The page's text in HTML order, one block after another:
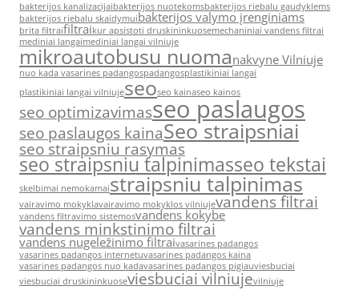
bakterijos kanalizacijaibakterijos nuotekomsbakterijos riebalu gaudyklems
bakterijos riebalu skaidymuibakterijos valymo įrenginiams
brita filtraifiltraikur apsistoti druskininkuosemechaniniai vandens filtrai
mediniai langaimediniai langai vilniuje
mikroautobusu nuomanakvyne Vilniuje
nuo kada vasarines padangospadangosplastikiniai langai
plastikiniai langai vilniujeseoseo kainaseo kainos
seo optimizavimasseo paslaugos
seo paslaugos kainaSeo straipsniai
seo straipsniu rasymas
seo straipsniu talpinimasseo tekstai
skelbimai nemokamaistraipsniu talpinimas
vairavimo mokyklavairavimo mokyklos vilniujevandens filtrai
vandens filtravimo sistemosvandens kokybe
vandens minkstinimo filtrai
vandens nugeležinimo filtraivasarines padangos
vasarines padangos internetuvasarines padangos kaina
vasarines padangos nuo kadavasarines padangos pigiauviesbuciai
viesbuciai druskininkuoseviesbuciai vilniujevilniuje